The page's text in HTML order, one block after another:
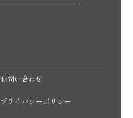
お問い合わせ
プライバシーポリシー